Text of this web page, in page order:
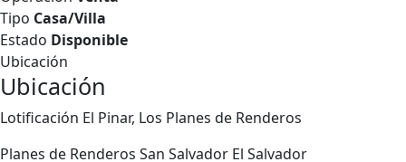
Tipo Casa/Villa
Estado Disponible
Ubicación
Ubicación
Lotificación El Pinar, Los Planes de Renderos
Planes de Renderos San Salvador El Salvador